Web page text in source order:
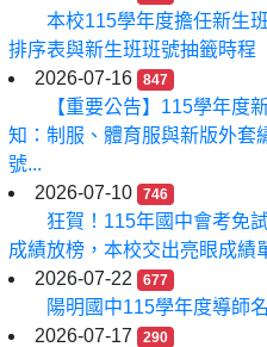
本校115學年度擔任新生
排序表與新生班班號抽籤時程
2026-07-16
847
【重要公告】115學年度
知：制服、體育服與新版外套
號...
2026-07-10
746
狂賀！115年國中會考免
成績放榜，本校交出亮眼成績
2026-07-22
677
陽明國中115學年度導師
2026-07-17
290